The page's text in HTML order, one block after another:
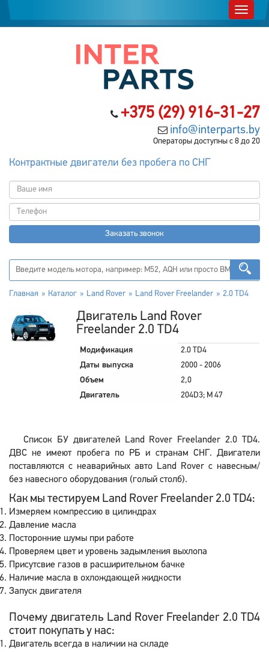
+375 (29) 916-31-27
info@interparts.by
Операторы доступны с 8 до 20
Контрактные двигатели без пробега по СНГ
Заказать звонок
Главная Каталог Land Rover Land Rover Freelander 2.0 TD4
Двигатель Land Rover
Freelander 2.0 TD4
Модификация
2.0 TD4
Даты выпуска
2000 - 2006
Объем
2,0
Двигатель
204D3; M 47
Список БУ двигателей Land Rover Freelander 2.0 TD4.
ДВС не имеют пробега по РБ и странам СНГ. Двигатели
поставляются с неаварийных авто Land Rover с навесным/
без навесного оборудования (голый столб).
Как мы тестируем Land Rover Freelander 2.0 TD4:
Измеряем компрессию в цилиндрах
Давление масла
Посторонние шумы при работе
Проверяем цвет и уровень задымления выхлопа
Присутсвие газов в расширительном бачке
Наличие масла в охлождающей жидкости
Запуск двигателя
Почему двигатель Land Rover Freelander 2.0 TD4
стоит покупать у нас:
Двигатель всегда в наличии на складе